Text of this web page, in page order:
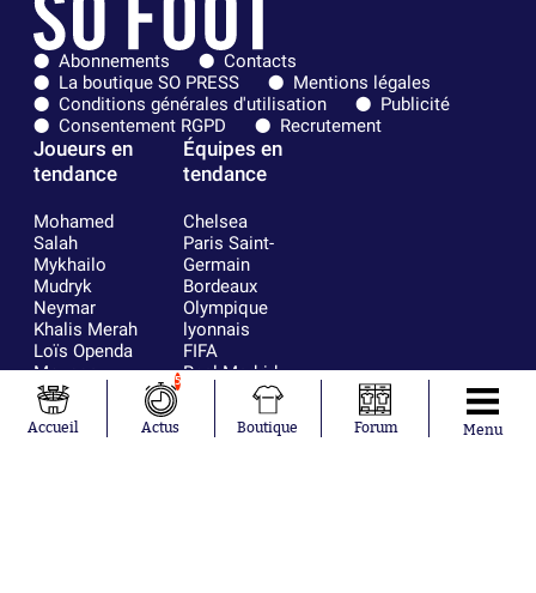
Abonnements
Contacts
La boutique SO PRESS
Mentions légales
Conditions générales d'utilisation
Publicité
Consentement RGPD
Recrutement
Joueurs en
tendance
Mohamed
Salah
Mykhailo
Mudryk
Neymar
Khalis Merah
Loïs Openda
Moussa
Niakhaté
Nicolás
Tagliafico
Équipes en
tendance
Chelsea
Paris Saint-
Germain
Bordeaux
Olympique
lyonnais
FIFA
Real Madrid
RC Strasbourg
France
Accueil
5
Actus Boutique Forum Menu